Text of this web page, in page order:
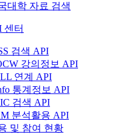
대학 자료 검색
센터
검색 API
강의정보 API
연계 API
통계정보 API
검색 API
분석활용 API
및 참여 현황